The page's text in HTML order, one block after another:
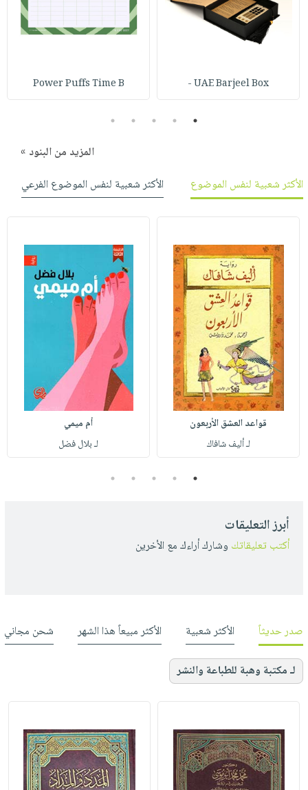
صابون
أطفال
مناسبات
فيديوهات
أسئلة
خدمات
تواصل
عربة
التسوق
الإصدارات
UAE Barjeel Box -
Power Puffs Time B
1
2
3
4
5
المزيد من البنود »
الأكثر شعبية لنفس الموضوع
الأكثر شعبية لنفس الموضوع الفرعي
قواعد العشق الأربعون
لـ أليف شافاك
أم ميمي
لـ بلال فضل
1
2
3
4
5
أبرز التعليقات
أكتب تعليقاتك وشارك أراءك مع الأخرين
صدر حديثاً الأكثر شعبية الأكثر مبيعاً هذا الشهر شحن مجاني
لـ مكتبة وهبة للطباعة والنشر